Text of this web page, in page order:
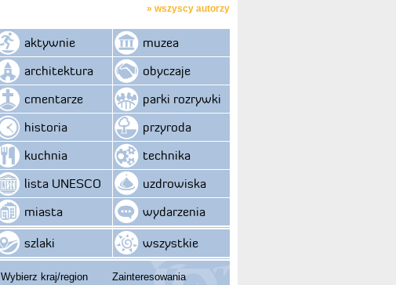
» wszyscy autorzy
aktywnie
architektura
cmentarze
historia
kuchnia
lista UNESCO
miasta
szlaki
muzea
obyczaje
parki rozrywki
przyroda
technika
uzdrowiska
wydarzenia
wszystkie
Wybierz kraj/region Zainteresowania